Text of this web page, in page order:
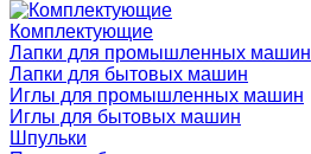
Комплектующие
Лапки для промышленных машин
Лапки для бытовых машин
Иглы для промышленных машин
Иглы для бытовых машин
Шпульки